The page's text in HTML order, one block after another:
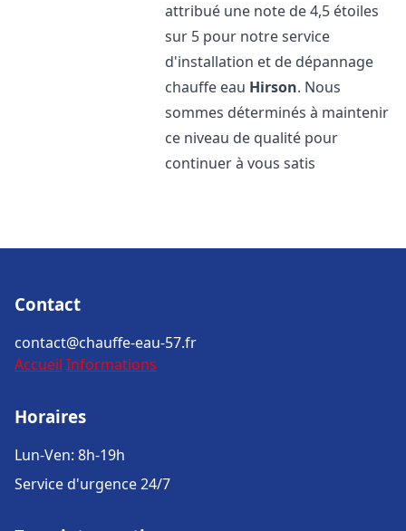
attribué une note de 4,5 étoiles
sur 5 pour notre service
d'installation et de dépannage
chauffe eau Hirson. Nous
sommes déterminés à maintenir
ce niveau de qualité pour
continuer à vous satis
Contact
contact@chauffe-eau-57.fr
Accueil Informations
Horaires
Lun-Ven: 8h-19h
Service d'urgence 24/7